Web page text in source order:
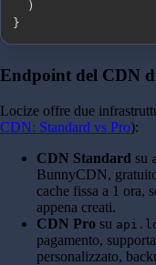
)
}
Endpoint del CDN
Locize offre due
CDN: Standard vs Pro):
CDN Standard su
BunnyCDN,
cache fissa a 1 ora,
appena creati.
CDN Pro su
pagamento,
personalizzato,